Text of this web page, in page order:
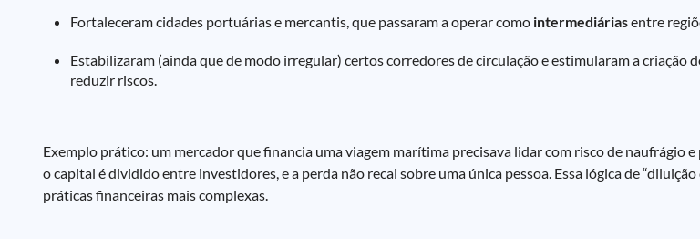
Fortaleceram cidades portuárias e mercantis, que passaram a operar como intermediáriasentre
Estabilizaram (ainda que de modo irregular) certos corredores de circulação e estimularam a criação
reduzir riscos.
Exemplo prático: um mercador que financia uma viagem marítima precisava lidar com risco de naufrágio
o capital é dividido entre investidores, e a perda não recai sobre uma única pessoa. Essa lógica de
práticas financeiras mais complexas.